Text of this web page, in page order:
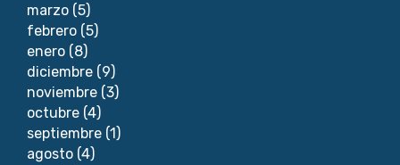
marzo (5)
febrero (5)
enero (8)
diciembre (9)
noviembre (3)
octubre (4)
septiembre (1)
agosto (4)